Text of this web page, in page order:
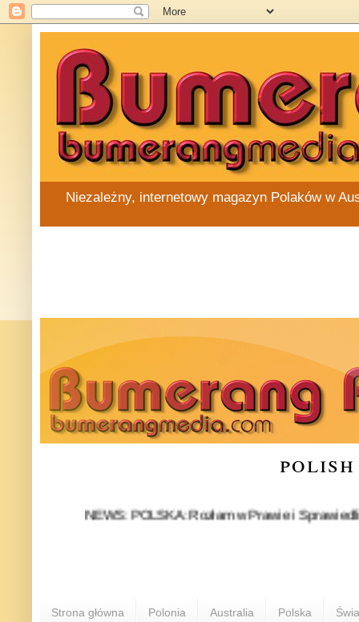
Niezależny, internetowy magazyn Polaków w
NEWS: POLSKA: Rozłam w Prawie i
Strona główna Polonia Australia Polska